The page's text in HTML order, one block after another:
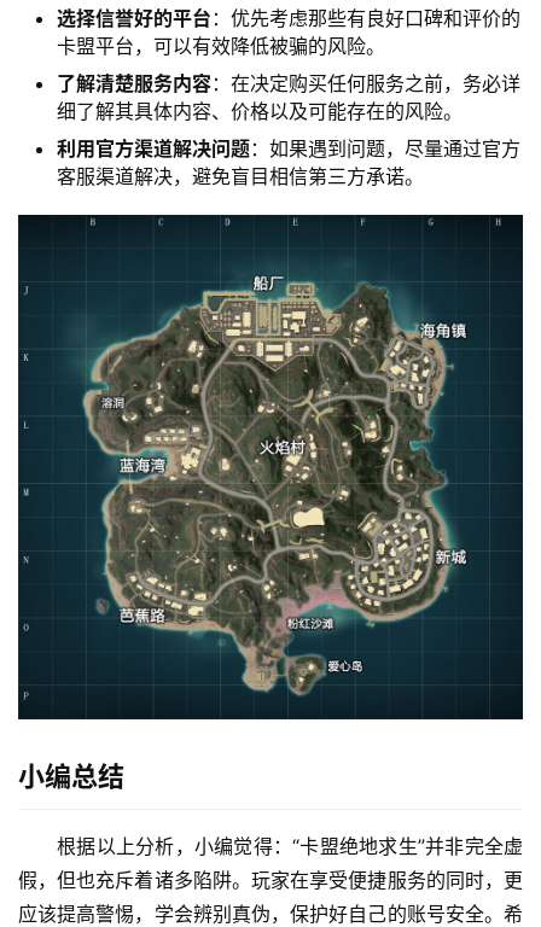
选择信誉好的平台 ：优先考虑那些有良好口碑和评价的
卡盟平台，可以有效降低被骗的风险。
了解清楚服务内容：在决定购买任何服务之前，务必详
细了解其具体内容、价格以及可能存在的风险。
利用官方渠道解决问题：如果遇到问题，尽量通过官方
客服渠道解决，避免盲目相信第三方承诺。
小编总结
根据以上分析，小编觉得：“卡盟绝地求生”并非完全虚
假，但也充斥着诸多陷阱。玩家在享受便捷服务的同时，更
应该提高警惕，学会辨别真伪，保护好自己的账号安全。希